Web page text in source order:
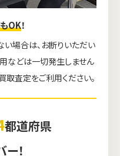
OK！
場合は、お断りいただい
などは一切発生しません
取査定をご利用ください。
都道府県
！